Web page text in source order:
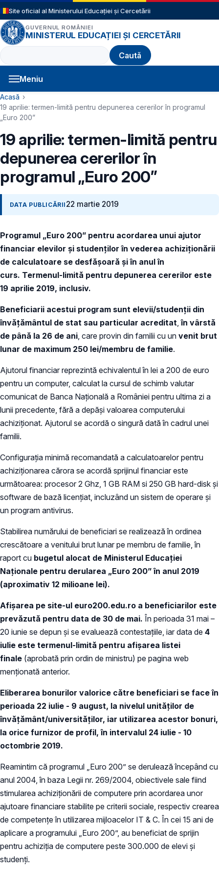
Sari la conținutul principal
Site oficial al Ministerului Educației și Cercetării
GUVERNUL ROMÂNIEI
MINISTERUL EDUCAȚIEI ȘI CERCETĂRII
Caută
Meniu
Navigație principală
Cale de navigare
Acasă
19 aprilie: termen-limită pentru depunerea cererilor în programul
„Euro 200”
19 aprilie: termen-limită pentru
depunerea cererilor în
programul „Euro 200”
DATA PUBLICĂRII 22 martie 2019
Programul „Euro 200” pentru acordarea unui ajutor
financiar elevilor şi studenţilor în vederea achiziţionării
de calculatoare se desfășoară şi în anul în
curs. Termenul-limită pentru depunerea cererilor este
19 aprilie 2019, inclusiv.
Beneficiarii acestui program sunt elevii/studenţii din
învăţământul de stat sau particular acreditat ,în vârstă
de până la 26 de ani , care provin din familii cu un venit brut
lunar de maximum 250 lei/membru de familie.
Ajutorul financiar reprezintă echivalentul în lei a 200 de euro
pentru un computer, calculat la cursul de schimb valutar
comunicat de Banca Naţională a României pentru ultima zi a
lunii precedente, fără a depăşi valoarea computerului
achiziţionat. Ajutorul se acordă o singură dată în cadrul unei
familii.
Configuraţia minimă recomandată a calculatoarelor pentru
achiziţionarea cărora se acordă sprijinul financiar este
următoarea: procesor 2 Ghz, 1 GB RAM si 250 GB hard-disk şi
software de bază licenţiat, incluzând un sistem de operare şi
un program antivirus.
Stabilirea numărului de beneficiari se realizează în ordinea
crescătoare a venitului brut lunar pe membru de familie, în
raport cu bugetul alocat de Ministerul Educaţiei
Naționale pentru derularea „Euro 200” în anul 2019
(aproximativ 12 milioane lei).
Afișarea pe site-ul euro200.edu.ro a beneficiarilor este
prevăzută pentru data de 30 de mai. În perioada 31 mai –
20 iunie se depun și se evaluează contestațiile, iar data de 4
iulie este termenul-limită pentru afișarea listei
finale (aprobată prin ordin de ministru) pe pagina web
menționată anterior.
Eliberarea bonurilor valorice către beneficiari se face în
perioada 22 iulie - 9 august, la nivelul unităților de
învățământ/universităților, iar utilizarea acestor bonuri,
la orice furnizor de profil, în intervalul 24 iulie - 10
octombrie 2019.
Reamintim că programul „Euro 200” se derulează începând cu
anul 2004, în baza Legii nr. 269/2004, obiectivele sale fiind
stimularea achiziţionării de computere prin acordarea unor
ajutoare financiare stabilite pe criterii sociale, respectiv crearea
de competenţe în utilizarea mijloacelor IT & C. În cei 15 ani de
aplicare a programului „Euro 200”, au beneficiat de sprijin
pentru achiziţia de computere peste 300.000 de elevi şi
studenţi.